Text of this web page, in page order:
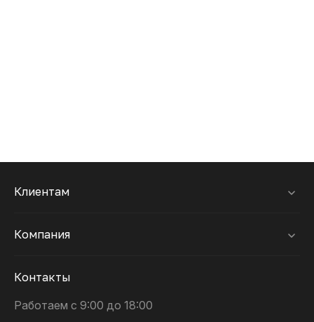
Клиентам
Компания
Контакты
Работаем с 9:00 до 18:00